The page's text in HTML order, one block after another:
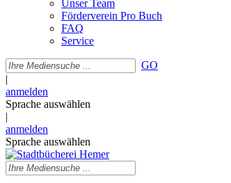
Unser Team
Förderverein Pro Buch
FAQ
Service
GO
|
anmelden
Sprache auswählen
|
anmelden
Sprache auswählen